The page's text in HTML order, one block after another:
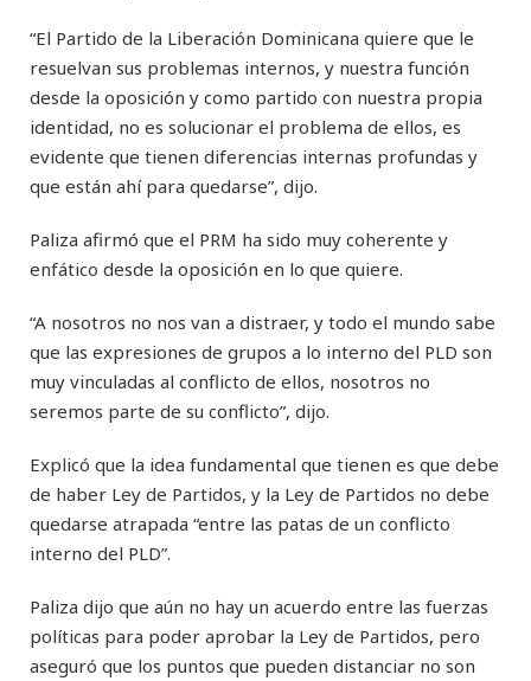
“El Partido de la Liberación Dominicana quiere que le
resuelvan sus problemas internos, y nuestra función
desde la oposición y como partido con nuestra propia
identidad, no es solucionar el problema de ellos, es
evidente que tienen diferencias internas profundas y
que están ahí para quedarse”, dijo.
Paliza afirmó que el PRM ha sido muy coherente y
enfático desde la oposición en lo que quiere.
“A nosotros no nos van a distraer, y todo el mundo sabe
que las expresiones de grupos a lo interno del PLD son
muy vinculadas al conflicto de ellos, nosotros no
seremos parte de su conflicto”, dijo.
Explicó que la idea fundamental que tienen es que debe
de haber Ley de Partidos, y la Ley de Partidos no debe
quedarse atrapada “entre las patas de un conflicto
interno del PLD”.
Paliza dijo que aún no hay un acuerdo entre las fuerzas
políticas para poder aprobar la Ley de Partidos, pero
aseguró que los puntos que pueden distanciar no son